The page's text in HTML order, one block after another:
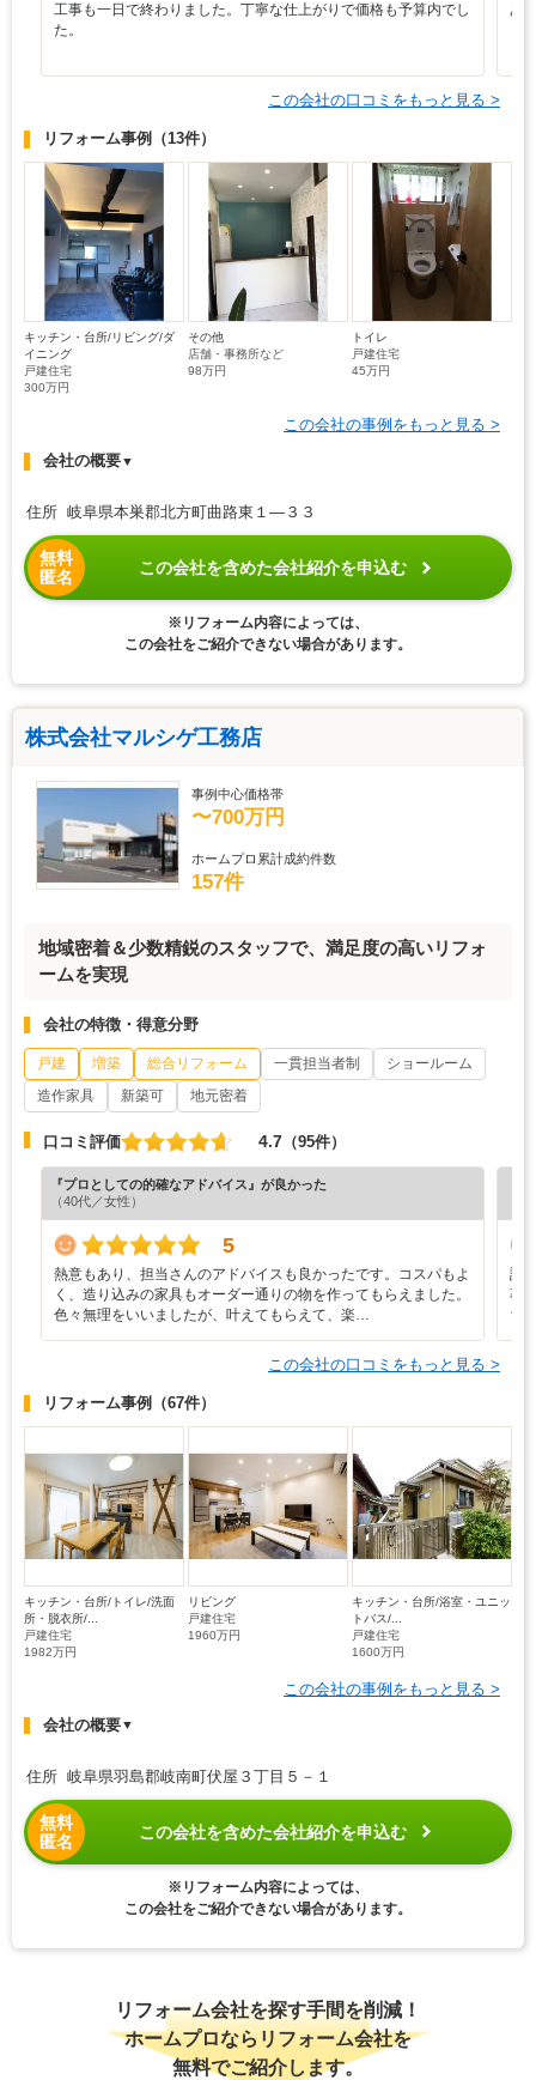
工事も一日で終わりました。丁寧な仕上がりで価格も予算内でし
た。
あ
この会社の口コミをもっと見る >
リフォーム事例 （13件）
キッチン・台所/リビング/ダ
イニング
戸建住宅
300万円
その他
店舗・事務所など
98万円
トイレ
戸建住宅
45万円
この会社の事例をもっと見る >
会社の概要▼
住所 岐阜県本巣郡北方町曲路東１―３３
無料
匿名
この会社を含めた会社紹介を申込む
※リフォーム内容によっては、
この会社をご紹介できない場合があります。
株式会社マルシゲ工務店
事例中心価格帯
〜700万円
ホームプロ累計成約件数
157件
地域密着＆少数精鋭のスタッフで、満足度の高いリフォ
ームを実現
会社の特徴・得意分野
戸建 増築 総合リフォーム 一貫担当者制
ショールーム
造作家具
新築可 地元密着
口コミ評価 4.7 （95件）
『プロとしての的確なアドバイス』が良かった
（40代／女性）
5
熱意もあり、担当さんのアドバイスも良かったです。コスパもよ
く、造り込みの家具もオーダー通りの物を作ってもらえました。
色々無理をいいましたが、叶えてもらえて、楽…
設
事
ち
この会社の口コミをもっと見る >
リフォーム事例 （67件）
キッチン・台所/トイレ/洗面
所・脱衣所/...
戸建住宅
1982万円
リビング
戸建住宅
1960万円
キッチン・台所/浴室・ユニッ
トバス/...
戸建住宅
1600万円
この会社の事例をもっと見る >
会社の概要▼
住所 岐阜県羽島郡岐南町伏屋３丁目５－１
無料
匿名
この会社を含めた会社紹介を申込む
※リフォーム内容によっては、
この会社をご紹介できない場合があります。
リフォーム会社を探す手間を削減！
ホームプロならリフォーム会社を
無料でご紹介します。